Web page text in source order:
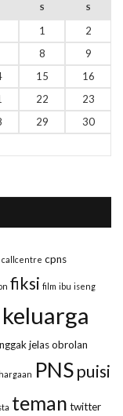
S S
1
2
8
9
15
16
22
23
29
30
callcentre cpns
fiksi film ibu iseng
keluarga
nggak jelasobrolan
PNSpuisi
teman twitter